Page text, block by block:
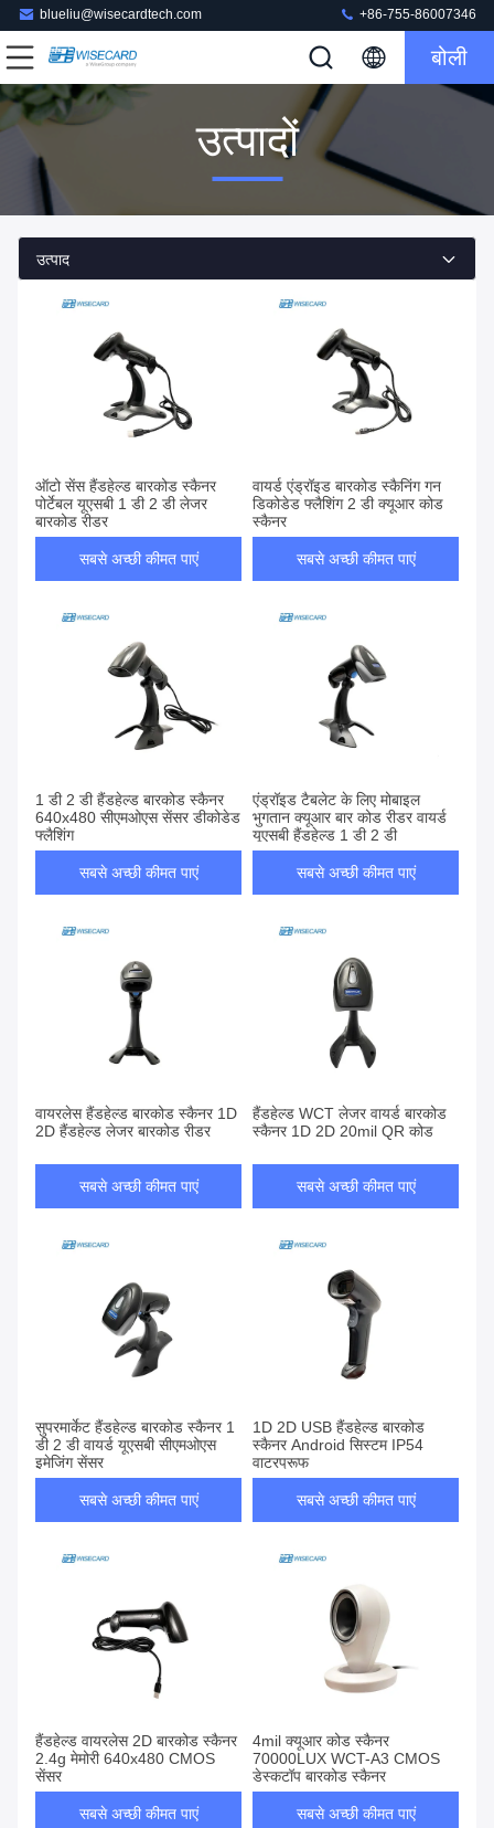
blueliu@wisecardtech.com +86-755-86007346
बोली
उत्पादों
उत्पाद
ऑटो सेंस हैंडहेल्ड बारकोड स्कैनर
पोर्टेबल यूएसबी 1 डी 2 डी लेजर
बारकोड रीडर
सबसे अच्छी कीमत पाएं
वायर्ड एंड्रॉइड बारकोड स्कैनिंग गन
डिकोडेड फ्लैशिंग 2 डी क्यूआर कोड
स्कैनर
सबसे अच्छी कीमत पाएं
1 डी 2 डी हैंडहेल्ड बारकोड स्कैनर
640x480 सीएमओएस सेंसर डीकोडेड
फ्लैशिंग
सबसे अच्छी कीमत पाएं
एंड्रॉइड टैबलेट के लिए मोबाइल
भुगतान क्यूआर बार कोड रीडर वायर्ड
यूएसबी हैंडहेल्ड 1 डी 2 डी
सबसे अच्छी कीमत पाएं
वायरलेस हैंडहेल्ड बारकोड स्कैनर 1D
2D हैंडहेल्ड लेजर बारकोड रीडर
सबसे अच्छी कीमत पाएं
हैंडहेल्ड WCT लेजर वायर्ड बारकोड
स्कैनर 1D 2D 20mil QR कोड
सबसे अच्छी कीमत पाएं
सुपरमार्केट हैंडहेल्ड बारकोड स्कैनर 1
डी 2 डी वायर्ड यूएसबी सीएमओएस
इमेजिंग सेंसर
सबसे अच्छी कीमत पाएं
1D 2D USB हैंडहेल्ड बारकोड
स्कैनर Android सिस्टम IP54
वाटरप्रूफ
सबसे अच्छी कीमत पाएं
हैंडहेल्ड वायरलेस 2D बारकोड स्कैनर
2.4g मेमोरी 640x480 CMOS
सेंसर
सबसे अच्छी कीमत पाएं
4mil क्यूआर कोड स्कैनर
70000LUX WCT-A3 CMOS
डेस्कटॉप बारकोड स्कैनर
सबसे अच्छी कीमत पाएं